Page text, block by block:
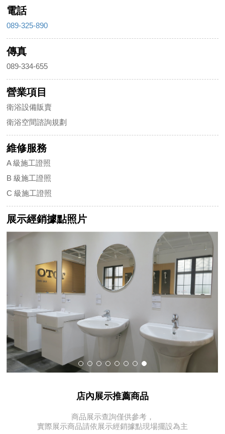
電話
089-325-890
傳真
089-334-655
營業項目
衛浴設備販賣
衛浴空間諮詢規劃
維修服務
A 級施工證照
B 級施工證照
C 級施工證照
展示經銷據點照片
店內展示推薦商品
商品展示查詢僅供參考，
實際展示商品請依展示經銷據點現場擺設為主